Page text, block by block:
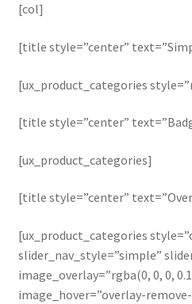
[col]
[title style=”center”
[ux_product_categories
[title style=”center”
[ux_product_categories]
[title style=”center”
[ux_product_categories
slider_nav_style=”simple”
image_overlay=”rgba(0, 0, 0,
image_hover=”overlay-